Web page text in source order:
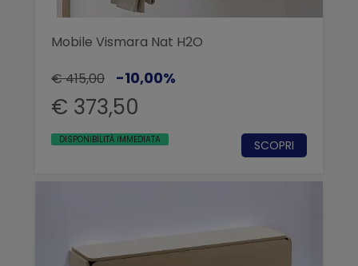
Mobile Vismara Nat H2O
€ 415,00
-10,00%
€ 373,50
DISPONIBILITÀ IMMEDIATA SCOPRI